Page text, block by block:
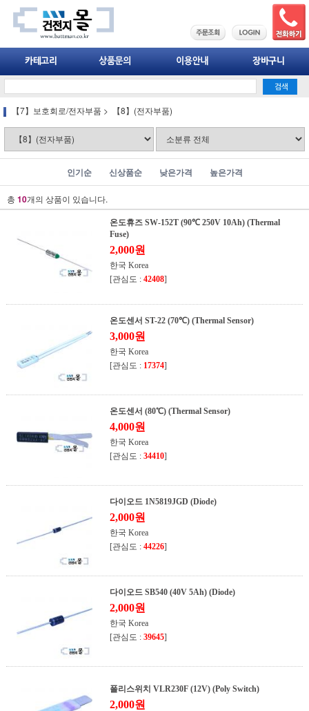
【7】보호회로/전자부품 > 【8】(전자부품)
인기순 신상품순 낮은가격 높은가격
총 10개의 상품이 있습니다.
온도휴즈 SW-152T (90℃ 250V 10Ah) (Thermal
Fuse)
2,000원
한국 Korea
[관심도 : 42408]
온도센서 ST-22 (70℃) (Thermal Sensor)
3,000원
한국 Korea
[관심도 : 17374]
온도센서 (80℃) (Thermal Sensor)
4,000원
한국 Korea
[관심도 : 34410]
다이오드 1N5819JGD (Diode)
2,000원
한국 Korea
[관심도 : 44226]
다이오드 SB540 (40V 5Ah) (Diode)
2,000원
한국 Korea
[관심도 : 39645]
폴리스위치 VLR230F (12V) (Poly Switch)
2,000원